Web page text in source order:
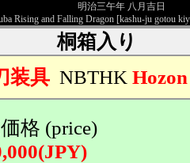
明治三午年 八月吉日
Rising and Falling Dragon [kashu-ju gotou
桐箱入り
装具 NBTHK Hozon
格 (price)